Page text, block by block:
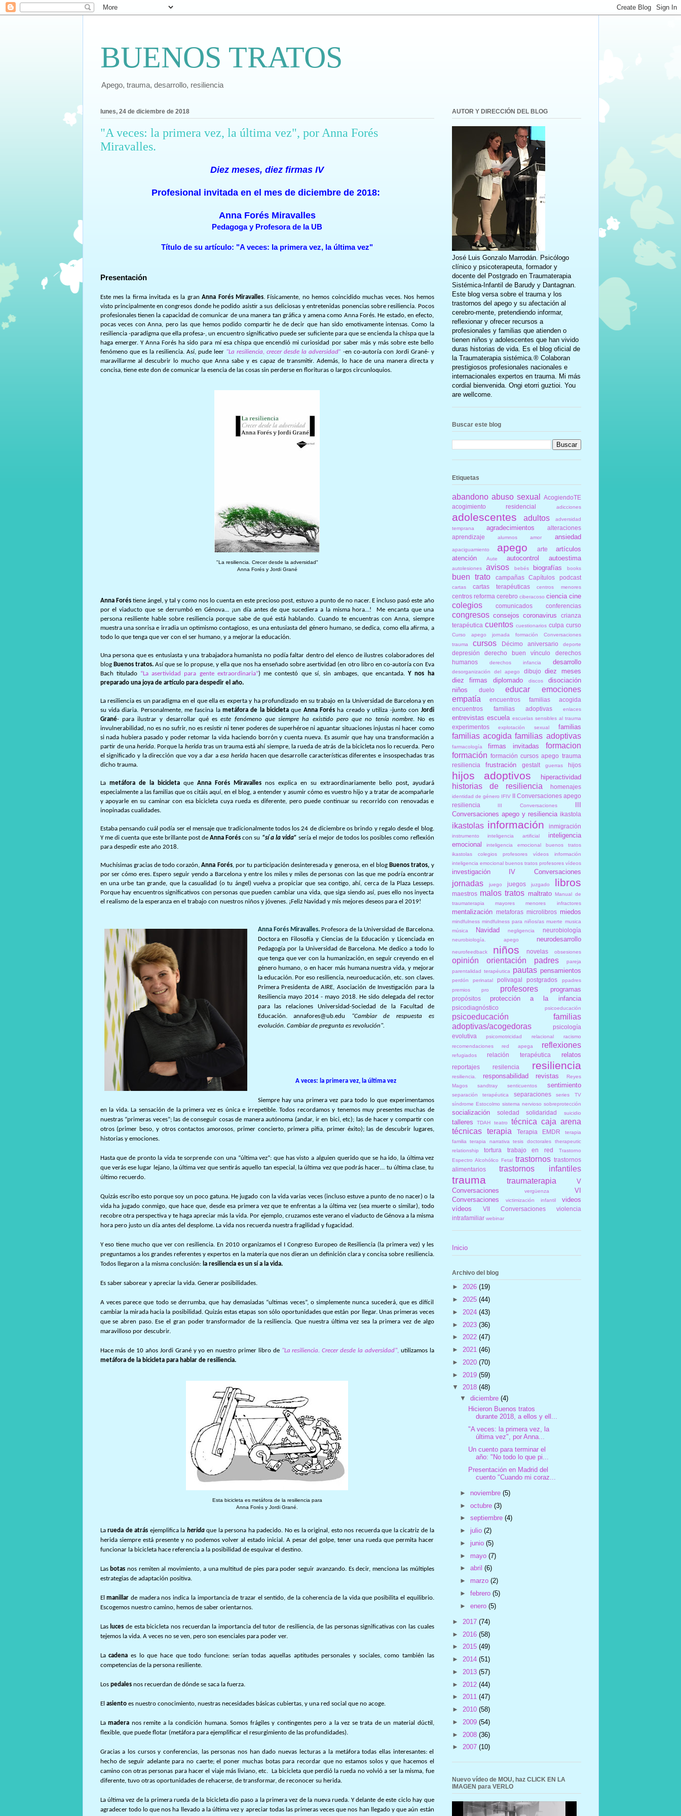
BUENOS TRATOS
Apego, trauma, desarrollo, resiliencia
lunes, 24 de diciembre de 2018
"A veces: la primera vez, la última vez", por Anna Forés
Miravalles.
Diez meses, diez firmas IV
Profesional invitada en el mes de diciembre de 2018:
Anna Forés Miravalles
Pedagoga y Profesora de la UB
Título de su artículo: "A veces: la primera vez, la última vez"
Presentación
Este mes la firma invitada es la granAnna Forés Miravalles. Físicamente, no hemos coincidido muchas veces. Nos hemos
visto principalmente en congresos donde he podido asistir a sus deliciosas y entretenidas ponencias sobre resiliencia. Pocos
profesionales tienen la capacidad de comunicar de una manera tan gráfica y amena como Anna Forés. He estado, en efecto,
pocas veces con Anna, pero las que hemos podido compartir he de decir que han sido emotivamente intensas. Como la
resiliencia -paradigma que ella profesa-, un encuentro significativo puede ser suficiente para que se encienda la chispa que la
haga emerger. Y Anna Forés ha sido para mí esa chispa que encendió mi curiosidad por saber más y más sobre este bello
fenómeno que es la resiliencia. Así, pude leer “La resiliencia, crecer desde la adversidad” -en co-autoría con Jordi Grané- y
maravillarme al descubrir lo mucho que Anna sabe y es capaz de transmitir. Además, lo hace de una manera directa y
concisa, tiene este don de comunicar la esencia de las cosas sin perderse en florituras o largos circunloquios.
"La resiliencia. Crecer desde la adversidad"
Anna Forés y Jordi Grané
Anna Foréstiene ángel, y tal y como nos lo cuenta en este precioso post, estuvo a punto de no nacer. E incluso pasó este año
por el viaducto que se derrumbó en Génova... ¡un día antes de que sucediera a la misma hora…! Me encanta que una
persona resiliente hable sobre resiliencia porque sabe de qué está hablando. Cuando te encuentras con Anna, siempre
muestra una sonrisa e irradia un optimismo contagioso, es una entusiasta del género humano, se dedica, como ella afirma, a
todo lo que tenga que ver con el ser humano, y a mejorar la educación.
Una persona que es entusiasta y una trabajadora humanista no podía faltar dentro del elenco de ilustres colaboradores del
blog Buenos tratos.Así que se lo propuse, y ella que nos ha enseñado sobre asertividad (en otro libro en co-autoría con Eva
Bach titulado “La asertividad para gente extraordinaria”) me contestó que sí, sin ambages, que encantada.Y nos ha
preparado una joya de artículo para despedir el año.
La resiliencia es un paradigma en el que ella es experta y ha profundizado en su trabajo en la Universidad de Barcelona y en
su vida diaria. Personalmente, me fascina la metáfora de la bicicleta que Anna Forés ha creado y utiliza -junto con Jordi
Grané- para ilustrar y desarrollar qué eseste fenómeno que siempre ha existido pero que no tenía nombre. No es
invulnerabilidad, no es no sufrir, no es resistir ni tener poderes de superhéroe ni aguantar situaciones injustas ni hacer como
si nada hubiera pasado y poder retomar la vida haciendo borrón y cuenta nueva. Es asumir que hay una transformación a
partir de unaherida. Porque la herida tras un trauma está ahí siempre, la rueda de atrás de la bicicleta nos lo recuerda. Pero
el significado y la dirección que voy a dar aesa herida hacen que desarrolle características diferentes e insospechadas tras
dicho trauma.
La metáfora de la bicicleta queAnna Forés Miravalles nos explica en su extraordinariamente bello post,ayudará
especialmente a las familias que os citáis aquí, en el blog, a entender y asumir cómo es vuestro hijo y a tratar de acompañarle
y apoyarle en su caminar con esa bicicleta cuya rueda es diferente, pero puede continuar su recorrido con renovadas e
inopinadas cualidades.
Estaba pensando cuál podía ser el mensaje que tradicionalmente todos los 24 de diciembre os brindo y regalo desde el blog.
Y me di cuenta que este brillante post deAnna Forés con su “sí a la vida” sería el mejor de todos los posibles como reflexión
para despedir este año 2018.
Muchísimas gracias de todo corazón,Anna Forés, por tu participación desinteresada y generosa, en el blog Buenos tratos, y
por ser cómo eres. Espero seguir yendo a Barcelona y entre los miles y miles de personas con las que me podría encontrar
en una urbe tan grande, que la casualidad (o tu ángel) vuelva a propiciar que sea contigo, ahí, cerca de la Plaza Lesseps.
Porque hay encuentros significativos con personas que pueden cambiar una vida, que siga siendo así, pues ello nos inyecta
el realismo de la esperanza en el trabajo con nuestros niños y jóvenes. ¡Feliz Navidad y mis mejores deseos para el 2019!
Anna Forés Miravalles. Profesora de la Universidad de Barcelona.
Doctora en Filosofía y Ciencias de la Educación y Licenciada en
Pedagogía por la Universidad de Barcelona. Me dedico a todo lo
que tenga que ver con la humanización, en seguir creyendo en el
género humano, o en hacer más humana nuestra vida, y mejorar
la educación. Por eso resiliencia, neuroeducación, etc. son claves.
Primera Presidenta de AIRE, Asociación de Investigación para la
Resiliencia mayo 2014 - mayo 2018. He sido delegada del rector
para las relaciones Universidad-Sociedad de la
Facultad de
Educación.annafores@ub.edu “Cambiar de respuesta es
evolución. Cambiar de pregunta es revolución".
A veces: la primera vez, la última vez
Siempre hay una primera vez para todo lo que experimentamos
en la vida. La sensación de la primera vez es única e irrepetible. Todos recordamos y tenemos muy presentes muchas de
nuestras “primeras veces”; las de conseguir cosas de manera autónoma (andar, ir en bici, etc); las de hacer y compartir con
otros (primer beso, y otros contactos amorosos, primer concierto, primera pifia, primer éxito); las de descubrir lugares,
historias y emociones.
Hasta que de pronto la vida te sorprende con una “última vez”: que has visto a alguien querido que se ha ido, la última vez
que verás ese lugar lejano, la última vez que sentirás aquello tan especial, la última vez que podrás hacer… tu última clase, tu
último recuerdo.
Quizás escribo esto porque soy un poco gatuna. He jugado con la vida varias veces (incluso estuve a punto de no nacer) o la
vida ha jugado conmigo, que hace que, desde esa primera vez que te enfrentas a la última vez (sea muerte o similar), todo
recobre otra perspectiva y te haga apreciar más la vida. Por ejemplo, cruzamos este verano el viaducto de Génova a la misma
hora pero justo un día antes del desplome. La vida nos recuerda nuestra fragilidad y fugacidad.
Y eso tiene mucho que ver con resiliencia. En 2010 organizamos el I Congreso Europeo de Resiliencia (la primera vez) y les
preguntamos a los grandes referentes y expertos en la materia que nos dieran un definición clara y concisa sobre resiliencia.
Todos llegaron a la misma conclusión: la resiliencia es un sí a la vida.
Es saber saborear y apreciar la vida. Generar posibilidades.
A veces parece que todo se derrumba, que hay demasiadas “ultimas veces”, o simplemente nunca sucederá, que es difícil
cambiar la mirada hacia la posibilidad. Quizás estas etapas son sólo oportunidades que están por llegar. Unas primeras veces
que se abren paso. Ese el gran poder transformador de la resiliencia. Que nuestra última vez sea la primera vez de algo
maravilloso por descubrir.
Hace más de 10 años Jordi Grané y yo en nuestro primer libro de "La resiliencia. Crecer desde la adversidad",utilizamos la
metáfora de la bicicleta para hablar de resiliencia.
Esta bicicleta es metáfora de la resiliencia para
Anna Forés y Jordi Grané.
Larueda de atrás ejemplifica la heridaque la persona ha padecido. No es la original, esto nos recuerda que la cicatriz de la
herida siempre está presente y no podemos volver al estado inicial. A pesar del golpe, tener una rueda que permita hacer
funcionar la bicicleta hace referencia a la posibilidad de esquivar el destino.
Las botas nos remiten al movimiento, a una multitud de pies para poder seguir avanzando. Es decir, menciona las múltiples
estrategias de adaptación positiva.
Elmanillar de madera nos indica la importancia de trazar el sentido, de la coherencia de la vida que posibilita el equilibrio.
Escogemos nuestro camino, hemos de saber orientarnos.
Las luces de esta bicicleta nos recuerdan la importancia del tutor de resiliencia, de las personas significativas con las cuales
tejemos la vida. A veces no se ven, pero son esenciales para poder ver.
Lacadena es lo que hace que todo funcione: serían todas aquellas aptitudes personales y sociales, como también las
competencias de la persona resiliente.
Los pedalesnos recuerdan de dónde se saca la fuerza.
El asientoes nuestro conocimiento, nuestras necesidades básicas cubiertas, y una red social que no acoge.
Lamadera nos remite a la condición humana. Somos frágiles y contingentes pero a la vez se trata de un material dúctil,
flexible, que puede flotar (metáfora para ejemplificar el resurgimiento de las profundidades).
Gracias a los cursos y conferencias, las personas nos han dado nuevas lecturas a la metáfora todas ellas interesantes: el
hecho de seguir adelante para no caerte; el poner muchas botas para recordar que no estamos solos y que hacemos el
camino con otras personas para hacer el viaje más liviano, etc. La bicicleta que perdió la rueda no volvió a ser la misma, fue
diferente, tuvo otras oportunidades de rehacerse, de transformar, de reconocer su herida.
La última vez de la primera rueda de la bicicleta dio paso a la primera vez de la nueva rueda. Y delante de este ciclo hay que
agradecer todo lo que nos ha llevado a la última vez y apreciar todas las primeras veces que nos han llegado y que aún están
AUTOR Y DIRECCIÓN DEL BLOG
José Luis Gonzalo Marrodán. Psicólogo
clínico y psicoterapeuta, formador y
docente del Postgrado en Traumaterapia
Sistémica-Infantil de Barudy y Dantagnan.
Este blog versa sobre el trauma y los
trastornos del apego y su afectación al
cerebro-mente, pretendiendo informar,
reflexionar y ofrecer recursos a
profesionales y familias que atienden o
tienen niños y adolescentes que han vivido
duras historias de vida. Es el blog oficial de
la Traumaterapia sistémica.® Colaboran
prestigiosos profesionales nacionales e
internacionales expertos en trauma. Mi más
cordial bienvenida. Ongi etorri guztioi. You
are wellcome.
Buscar este blog
Etiquetas
abandono abuso sexual
AcogiendoTE
acogimiento residencial
adicciones
adolescentes adultos
adversidad
temprana
agradecimientos
alteraciones
aprendizaje
alumnos amor ansiedad
apaciguamiento apego arte
artículos
atención
Aute autocontrol autoestima
autolesiones avisos bebés biografías books
buen trato campañas Capítulos podcast
cartas cartas terapéuticas centros menores
centros reforma cerebro ciberacoso ciencia cine
colegios comunicados conferencias
congresos consejos coronavirus
crianza
terapéutica cuentos cuestionarios culpa curso
Curso apego jornada formación Conversaciones
trauma
cursos Décimo aniversario deporte
depresión derecho buen vínculo
derechos
humanos
derechos infancia desarrollo
desorganización del apego dibujo diez meses
diez firmas
diplomado discos
disociación
niños
duelo educar
emociones
empatía
encuentros familias acogida
encuentros familias adoptivas
enlaces
entrevistas escuela escuelas sensibles al trauma
experimentos explotación sexual familias
familias acogida familias adoptivas
farmacología firmas invitadas
formacion
formación formación cursos apego trauma
resiliencia
frustración gestalt guerras hijos
hijos adoptivos hiperactividad
historias de resiliencia homenajes
identidad de género IFIV II Conversaciones apego
resiliencia
III Conversaciones
III
Conversaciones apego y resiliencia ikastola
ikastolas información inmigración
instrumento inteligencia artificial
inteligencia
emocional
inteligencia emocional buenos tratos
ikastolas colegios profesores vídeos información
inteligencia emocional buenos tratos profesores vídeos
investigación IV Conversaciones
jornadas juego juegos juzgado libros
maestros malos tratos maltrato Manual de
traumaterapia
mayores menores infractores
mentalización metaforas microlibros miedos
mindfulness mindfulness para niños/as muerte musica
música
Navidad negligencia neurobiología
neurobiología. apego neurodesarrollo
neurofeedback niños novelas obsesiones
opinión orientación padres
pareja
parentalidad terapéutica
pautas pensamientos
perdón perinatal polivagal postgrados
ppadres
premios
pro profesores programas
propósitos protección a la infancia
psicodiagnóstico psicoeducación
psicoeducación familias
adoptivas/acogedoras
psicología
evolutiva
psicomotricidad relacional
racismo
recomendaciones
red apega reflexiones
refugiados relación terapéutica relatos
reportajes resilencia resiliencia
resiliencia. responsabilidad revistas
Reyes
Magos
sandtray senticuentos sentimiento
separación terapéutica separaciones
series TV
síndrome Estocolmo sistema nervioso sobreprotección
socialización soledad solidaridad suicidio
talleres TDAH teatro
técnica caja arena
técnicas
terapia Terapia EMDR
terapia
familia
terapia narrativa tesis doctorales
therapeutic
relationship
tortura trabajo en red
Trastorno
Espectro Alcohólico Fetal trastornos trastornos
alimentarios
trastornos infantiles
trauma traumaterapia
V
Conversaciones
vergüenza
VI
Conversaciones
victimización infantil
videos
vídeos
VII Conversaciones
violencia
intrafamiliar webinar
Inicio
Archivo del blog
► 2026 (19)
► 2025 (44)
► 2024 (43)
► 2023 (36)
► 2022 (47)
► 2021 (46)
► 2020 (70)
► 2019 (59)
▼ 2018 (48)
▼diciembre(4)
Hicieron Buenos tratos
durante 2018, a ellos y ell...
"A veces: la primera vez, la
última vez", por Anna...
Un cuento para terminar el
año: "No todo lo que pi...
Presentación en Madrid del
cuento "Cuando mi coraz...
► noviembre(5)
►octubre(3)
►septiembre(4)
►julio(2)
►junio(5)
► mayo(7)
►abril(6)
► marzo(2)
►febrero(5)
►enero(5)
► 2017 (74)
► 2016 (58)
► 2015 (49)
► 2014 (51)
► 2013 (57)
► 2012 (44)
► 2011 (47)
► 2010 (58)
► 2009 (54)
► 2008 (36)
► 2007 (10)
Nuevo vídeo de MOU, haz CLICK EN LA
IMAGEN para VERLO